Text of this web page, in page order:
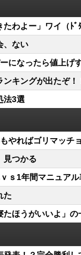
わよー」ワイ（ﾄﾞﾀ
、ない
になったら値上げ
キングが出たぞ！
法3選
やればゴリマッチ
見つかる
ｓ1年間マニュアル
た
たほうがいいよ」の